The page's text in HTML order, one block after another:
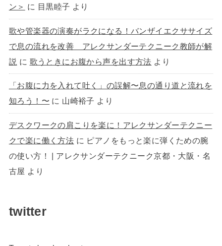
ン＞ に 目黒睦子 より
歌や管楽器の演奏がラクになる！バンザイエクササイズ
で息の流れを改善 アレクサンダーテクニーク教師が解
説 に 歌うときにお腹から声を出す方法 より
「お腹に力を入れて吐く」の誤解〜息の通り道と流れを
知ろう！〜 に 山崎裕子 より
デスクワークの肩こりを楽に！アレクサンダーテクニー
クで楽に働く方法 に ピアノをもっと楽に弾くための腕
の使い方！ | アレクサンダーテクニーク京都・大阪・名
古屋 より
twitter